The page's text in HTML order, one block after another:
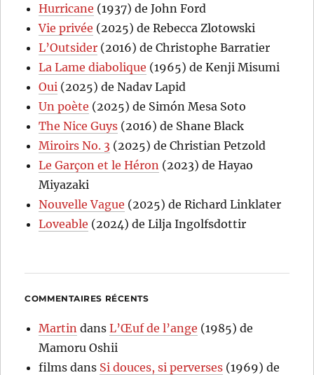
Hurricane (1937) de John Ford
Vie privée (2025) de Rebecca Zlotowski
L’Outsider (2016) de Christophe Barratier
La Lame diabolique (1965) de Kenji Misumi
Oui (2025) de Nadav Lapid
Un poète (2025) de Simón Mesa Soto
The Nice Guys (2016) de Shane Black
Miroirs No. 3 (2025) de Christian Petzold
Le Garçon et le Héron (2023) de Hayao
Miyazaki
Nouvelle Vague (2025) de Richard Linklater
Loveable (2024) de Lilja Ingolfsdottir
COMMENTAIRES RÉCENTS
Martin dansL’Œuf de l’ange (1985) de
Mamoru Oshii
films dans Si douces, si perverses (1969) de